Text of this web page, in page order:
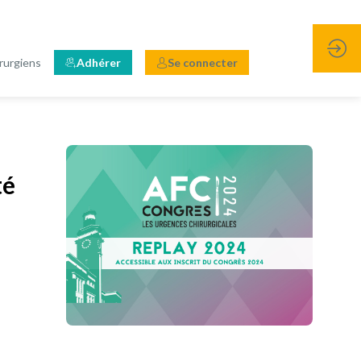
Adhérer Se connecter